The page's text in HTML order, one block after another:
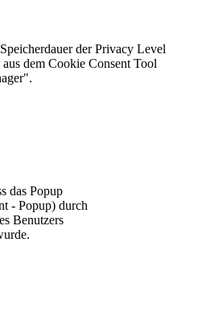
der Privacy Level
dem Cookie Consent Tool
das Popup
- Popup) durch
Benutzers